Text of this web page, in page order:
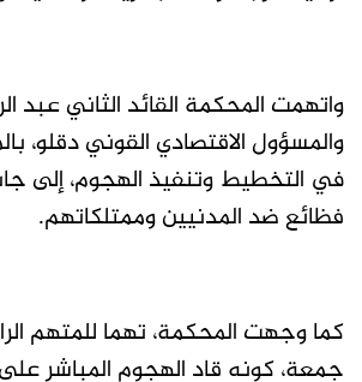
واتهمت المحكمة القائد الثاني عبد
والمسؤول الاقتصادي القوني دقلو،
في التخطيط وتنفيذ الهجوم، إلى
فظائع ضد المدنيين وممتلكاتهم.
كما وجهت المحكمة، تهما للمتهم
جمعة، كونه قاد الهجوم المباشر